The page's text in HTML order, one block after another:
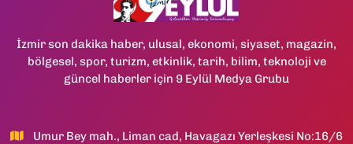
İzmir son dakika haber, ulusal, ekonomi, siyaset, magazin,
bölgesel, spor, turizm, etkinlik, tarih, bilim, teknoloji ve
güncel haberler için 9 Eylül Medya Grubu
Umur Bey mah., Liman cad, Havagazı Yerleşkesi No:16/6